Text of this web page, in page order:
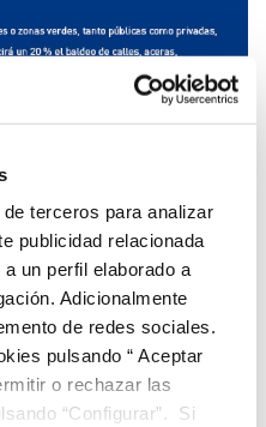
terceros para analizar
publicidad relacionada
un perfil elaborado a
Adicionalmente
de redes sociales.
pulsando “ Aceptar
o rechazar las
“Configurar”. Si
urgentes de ahorro
Página 29 de 112
Siguiente